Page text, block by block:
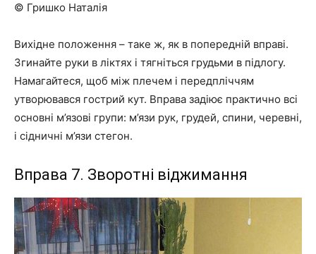
© Гришко Наталія
Вихідне положення – таке ж, як в попередній вправі.
Згинайте руки в ліктях і тягніться грудьми в підлогу.
Намагайтеся, щоб між плечем і передпліччям
утворювався гострий кут. Вправа задіює практично всі
основні м’язові групи: м’язи рук, грудей, спини, черевні,
і сідничні м’язи стегон.
Вправа 7. Зворотні віджимання